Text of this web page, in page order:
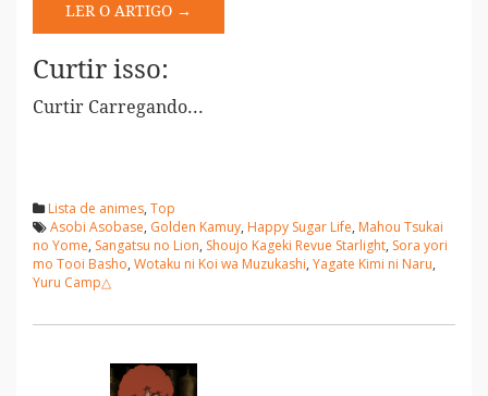
LER O ARTIGO →
Curtir isso:
Curtir Carregando...
Lista de animes, Top
Asobi Asobase, Golden Kamuy, Happy Sugar Life, Mahou Tsukai
no Yome, Sangatsu no Lion, Shoujo Kageki Revue Starlight, Sora yori
mo Tooi Basho, Wotaku ni Koi wa Muzukashi, Yagate Kimi ni Naru,
Yuru Camp△